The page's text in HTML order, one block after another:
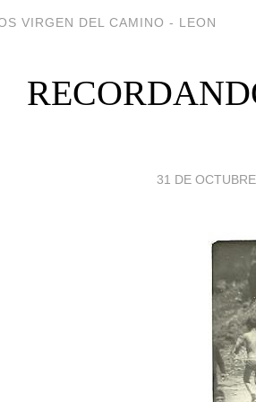
VIRGEN DEL CAMINO - LEON
31 DE